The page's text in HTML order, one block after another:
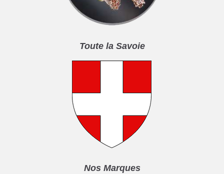
Toute la Savoie
Nos Marques